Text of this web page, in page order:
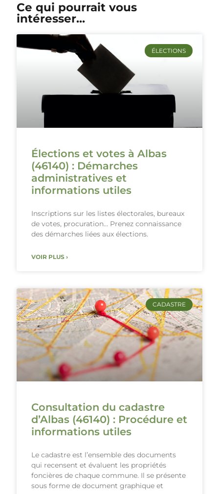
Ce qui pourrait vous
intéresser...
ÉLECTIONS
Élections et votes à Albas
(46140) : Démarches
administratives et
informations utiles
Inscriptions sur les listes électorales, bureaux
de votes, procuration… Prenez connaissance
des démarches liées aux élections.
VOIR PLUS ›
CADASTRE
Consultation du cadastre
d’Albas (46140) : Procédure et
informations utiles
Le cadastre est l’ensemble des documents
qui recensent et évaluent les propriétés
foncières de chaque commune. Il se présente
sous forme de document graphique et